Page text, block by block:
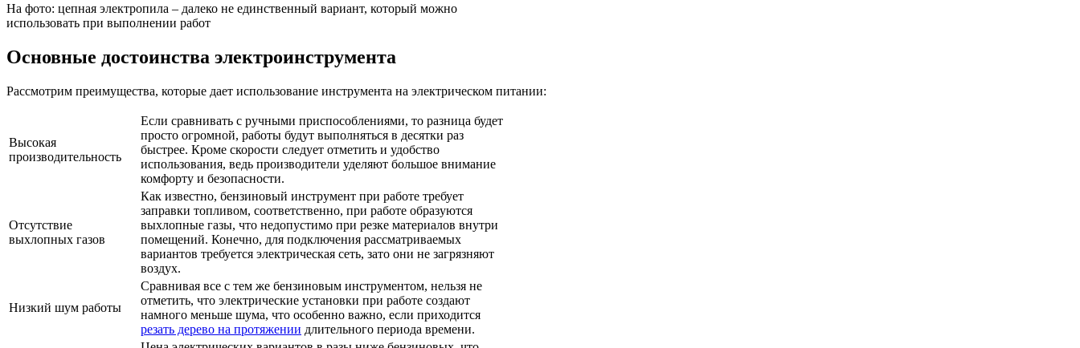
На фото: цепная электропила – далеко не единственный вариант, который можно
использовать при выполнении работ
Основные достоинства электроинструмента
Рассмотрим преимущества, которые дает использование инструмента на электрическом питании:
Высокая
производительность
Если сравнивать с ручными приспособлениями, то разница будет
просто огромной, работы будут выполняться в десятки раз
быстрее. Кроме скорости следует отметить и удобство
использования, ведь производители уделяют большое внимание
комфорту и безопасности.
Отсутствие
выхлопных газов
Как известно, бензиновый инструмент при работе требует
заправки топливом, соответственно, при работе образуются
выхлопные газы, что недопустимо при резке материалов внутри
помещений. Конечно, для подключения рассматриваемых
вариантов требуется электрическая сеть, зато они не загрязняют
воздух.
Низкий шум работы
Сравнивая все с тем же бензиновым инструментом, нельзя не
отметить, что электрические установки при работе создают
намного меньше шума, что особенно важно, если приходится
резать дерево на протяжении длительного периода времени.